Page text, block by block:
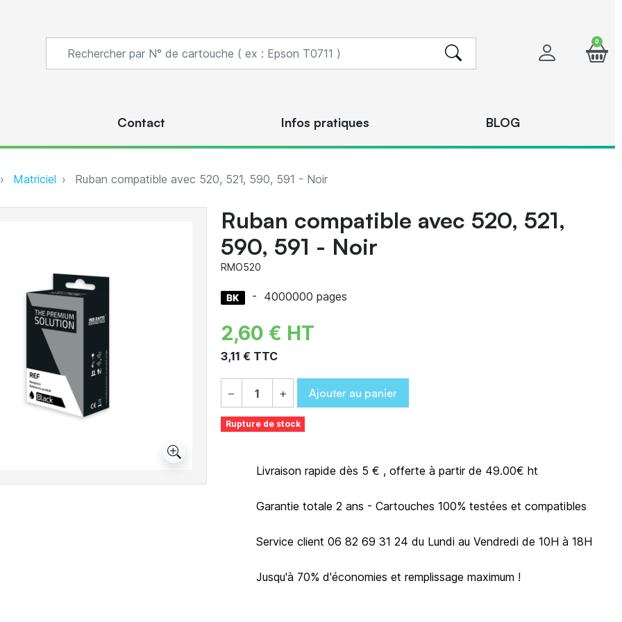
0
Contact Infos pratiques BLOG
Matriciel Ruban compatible avec 520, 521, 590, 591 - Noir
Ruban compatible avec 520, 521,
590, 591 - Noir
RMO520
- 4000000 pages
2,60 € HT
3,11 € TTC
− + Ajouter au panier
Rupture de stock
Livraison rapide dès 5 € , offerte à partir de 49.00€ ht
Garantie totale 2 ans - Cartouches 100% testées et compatibles
Service client 06 82 69 31 24 du Lundi au Vendredi de 10H à 18H
Jusqu'à 70% d'économies et remplissage maximum !